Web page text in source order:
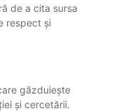
de a cita sursa
respect și
găzduiește
și cercetării.